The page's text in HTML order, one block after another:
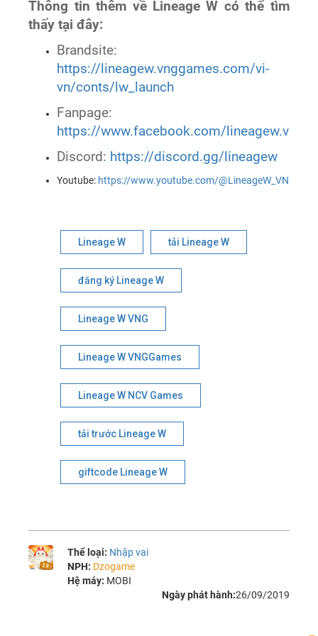
Thông tin thêm về Lineage W có thể tìm
thấy tại đây:
Brandsite:
https://lineagew.vnggames.com/vi-
vn/conts/lw_launch
Fanpage:
https://www.facebook.com/lineagew.vn/
Discord: https://discord.gg/lineagew
Youtube: https://www.youtube.com/@LineageW_VN
Lineage W tải Lineage W
đăng ký Lineage W
Lineage W VNG
Lineage W VNGGames
Lineage W NCV Games
tải trước Lineage W
giftcode Lineage W
Thể loại: Nhập vai
NPH: Dzogame
Hệ máy: MOBI
Ngày phát hành:26/09/2019